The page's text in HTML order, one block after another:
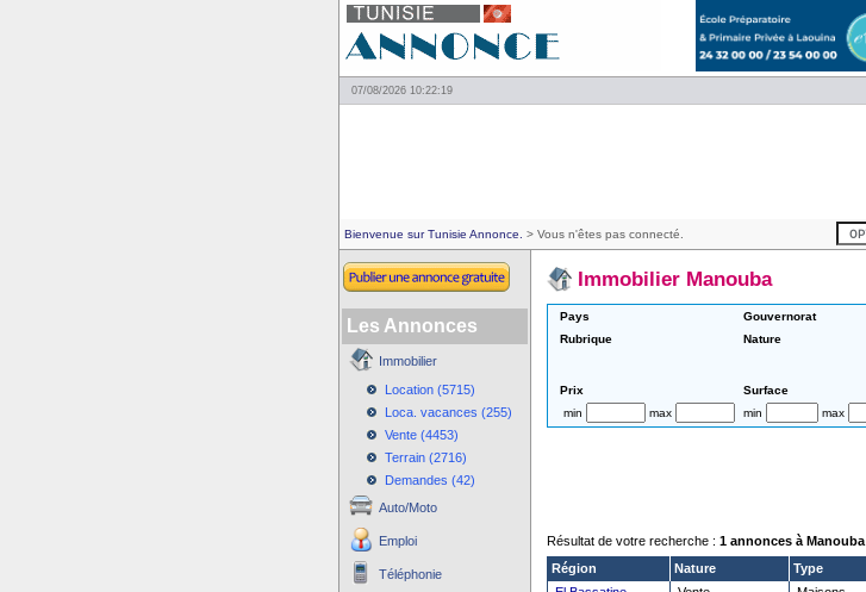
07/08/2026 10:22:19
Bienvenue sur Tunisie Annonce. > Vous n'êtes pas connecté.
Les Annonces
Immobilier
Location (5715)
Loca. vacances (255)
Vente (4453)
Terrain (2716)
Demandes (42)
Auto/Moto
Emploi
Téléphonie
Immobilier Manouba
Pays Gouvernorat
Rubrique
Nature
Prix Surface
min
max min max
Résultat de votre recherche : 1 annonces à Manouba
Région
Nature Type